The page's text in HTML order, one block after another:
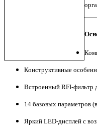
Конструктивные
Встроенный RFI-фильтр
14 базовых параметров
Яркий LED-дисплей с